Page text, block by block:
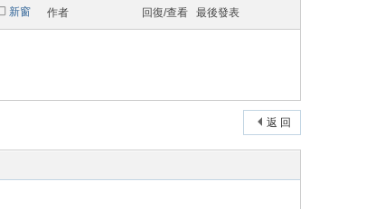
新窗 作者 回復/查看 最後發表
返 回